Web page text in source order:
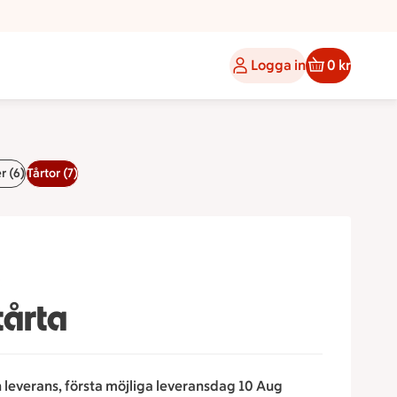
Logga in 0 kr
(6)Tårtor (7)
första möjliga leveransdag 10 Aug